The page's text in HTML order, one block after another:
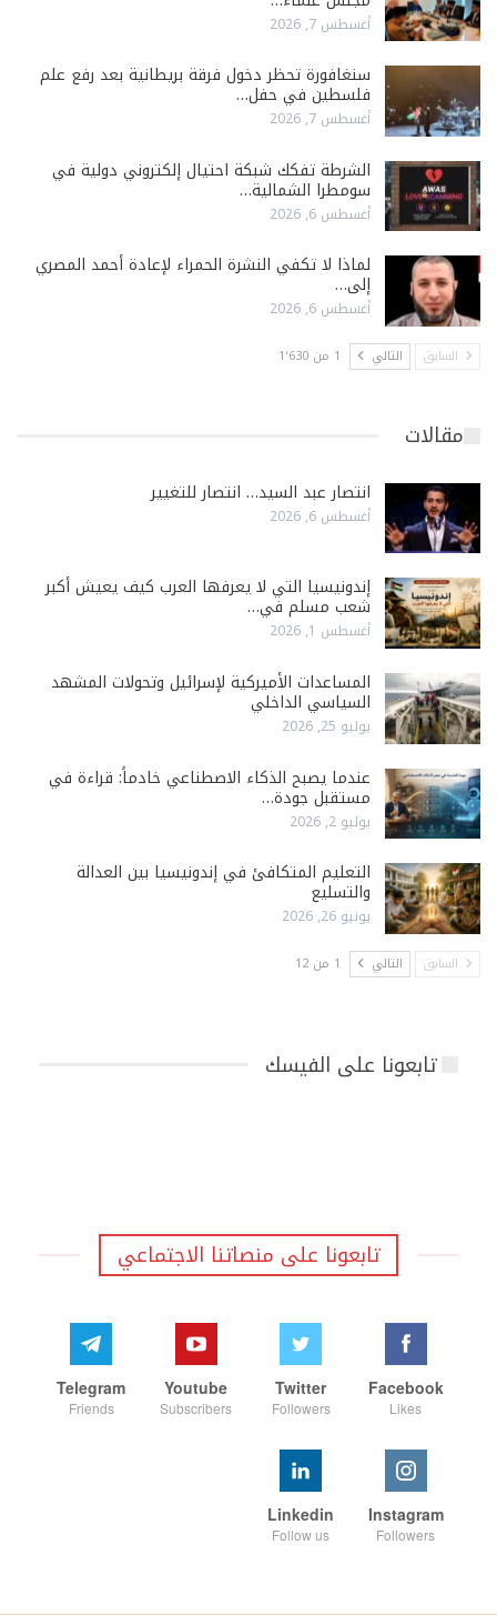
أغسطس 7, 2026
سنغافورة تحظر دخول فرقة بريطانية بعد رفع علم
فلسطين في حفل…
أغسطس 7, 2026
الشرطة تفكك شبكة احتيال إلكتروني دولية في
سومطرا الشمالية…
أغسطس 6, 2026
لماذا لا تكفي النشرة الحمراء لإعادة أحمد المصري
إلى…
أغسطس 6, 2026
السابق التالي 1 من 1٬630
مقالات
انتصار عبد السيد… انتصار للتغيير
أغسطس 6, 2026
إندونيسيا التي لا يعرفها العرب كيف يعيش أكبر
شعب مسلم في…
أغسطس 1, 2026
المساعدات الأميركية لإسرائيل وتحولات المشهد
السياسي الداخلي
يوليو 25, 2026
عندما يصبح الذكاء الاصطناعي خادماً: قراءة في
مستقبل جودة…
يوليو 2, 2026
التعليم المتكافئ في إندونيسيا بين العدالة
والتسليع
يونيو 26, 2026
السابق التالي 1 من 12
تابعونا على الفيسك
تابعونا على منصاتنا الاجتماعي
Facebook
Likes
Twitter
Followers
Youtube
Subscribers
Telegram
Friends
Instagram
Followers
Linkedin
Follow us